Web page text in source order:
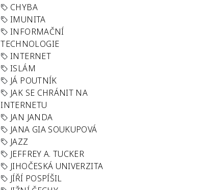
CHYBA
IMUNITA
INFORMAČNÍ
TECHNOLOGIE
INTERNET
ISLÁM
JÁ POUTNÍK
JAK SE CHRÁNIT NA
INTERNETU
JAN JANDA
JANA GIA SOUKUPOVÁ
JAZZ
JEFFREY A. TUCKER
JIHOČESKÁ UNIVERZITA
JÍŘÍ POSPÍŠIL